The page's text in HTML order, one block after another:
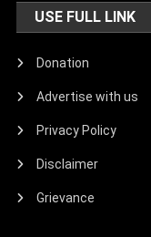
USE FULL LINK
Donation
Advertise with us
Privacy Policy
Disclaimer
Grievance